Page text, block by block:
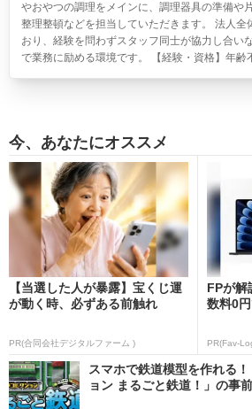
やおやつの調理をメインに、調理器具の準備や
整理整頓などを担当していただきます。 法人全
おり、経験を問わずスタッフ同士が協力し合い
で業務に励める環境です。 【経験・資格】年齢
今、あなたにオススメ
【当選した人が暴露】宝くじ運
が動く時、必ずある前触れ
PR(合同会社デジタルファーム )
FPが
数料0
PR(Fav-
スマホで鉄道模型を作れる
ョン まるごと鉄道！」の事